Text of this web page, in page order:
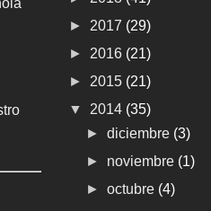
► 2017 (29)
► 2016 (21)
► 2015 (21)
▼ 2014 (35)
►diciembre (3)
► noviembre (1)
►octubre (4)